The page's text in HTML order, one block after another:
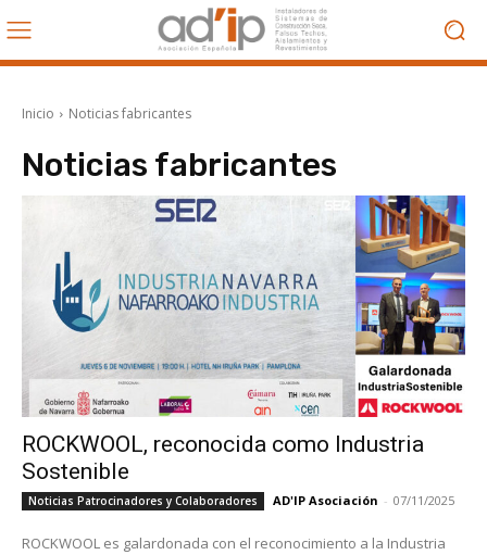
Inicio Noticias fabricantes
Noticias fabricantes
ROCKWOOL, reconocida como Industria
Sostenible
Noticias Patrocinadores y Colaboradores AD'IP Asociación - 07/11/2025
ROCKWOOL es galardonada con el reconocimiento a la Industria